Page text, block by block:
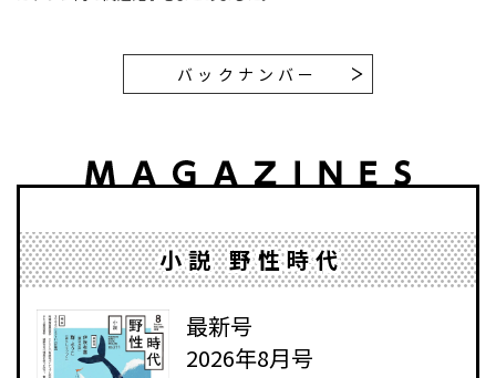
バックナンバー
小説 野性時代
最新号
2026年8月号